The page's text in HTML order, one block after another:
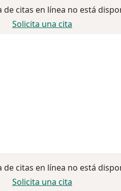
de citas en línea no está
Solicita una cita
de citas en línea no está
Solicita una cita